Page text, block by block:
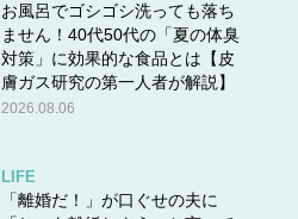
お風呂でゴシゴシ洗っても落ち
ません！40代50代の「夏の体臭
対策」に効果的な食品とは【皮
膚ガス研究の第一人者が解説】
2026.08.06
LIFE
「離婚だ！」が口ぐせの夫に